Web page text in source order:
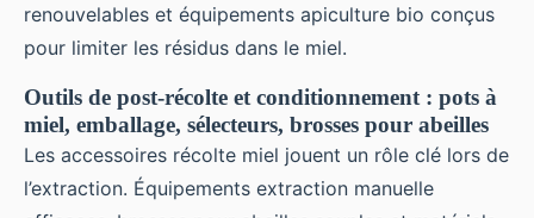
renouvelables et équipements apiculture bio conçus
pour limiter les résidus dans le miel.
Outils de post-récolte et conditionnement : pots à
miel, emballage, sélecteurs, brosses pour abeilles
Les accessoires récolte miel jouent un rôle clé lors de
l’extraction. Équipements extraction manuelle